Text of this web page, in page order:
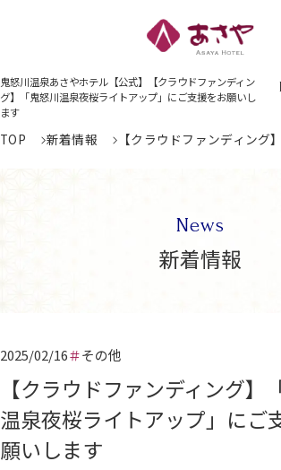
鬼怒川温泉あさやホテル【公式】【クラウドファンディン
グ】「鬼怒川温泉夜桜ライトアップ」にご支援をお願いし
ます
TOP 新着情報 【クラウドファンディン
News
新着情報
2025/02/16 その他
【クラウドファンディング】
温泉夜桜ライトアップ」にご
願いします